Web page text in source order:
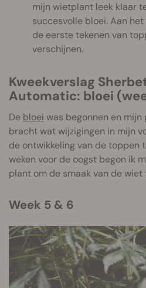
mijn wietplant leek klaar
succesvolle bloei. Aan
de eerste tekenen van
verschijnen.
Kweekverslag Sherbet Queen
Automatic: bloei
De bloei was begonnen en
bracht wat wijzigingen in mijn
de ontwikkeling van de toppen
weken voor de oogst begon ik
plant om de smaak van de
Week 5 & 6